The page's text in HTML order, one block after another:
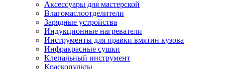
Аксессуары для мастерской
Влагомаслоотделители
Зарядные устройства
Индукционные нагреватели
Инструменты для правки вмятин кузова
Инфракрасные сушки
Клепальный инструмент
Краскопульты